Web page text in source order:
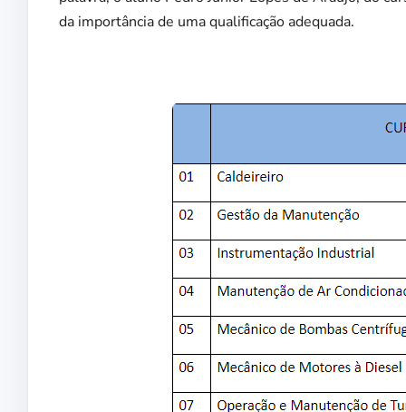
da importância de uma qualificação adequada.